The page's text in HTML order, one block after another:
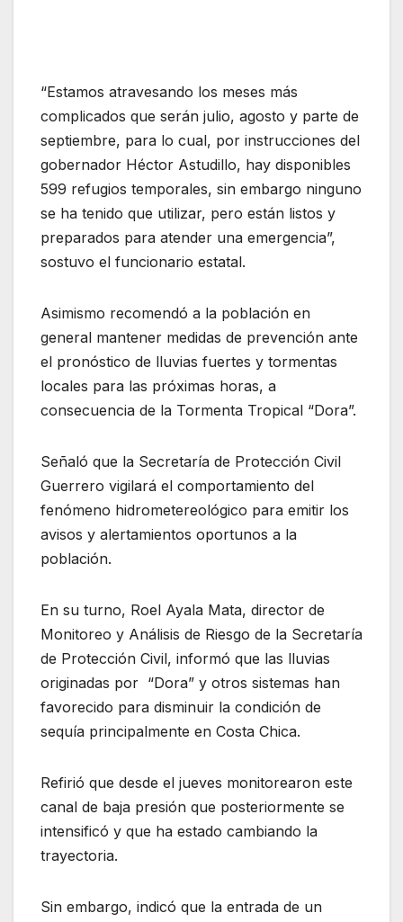
“Estamos atravesando los meses más
complicados que serán julio, agosto y parte de
septiembre, para lo cual, por instrucciones del
gobernador Héctor Astudillo, hay disponibles
599 refugios temporales, sin embargo ninguno
se ha tenido que utilizar, pero están listos y
preparados para atender una emergencia”,
sostuvo el funcionario estatal.
Asimismo recomendó a la población en
general mantener medidas de prevención ante
el pronóstico de lluvias fuertes y tormentas
locales para las próximas horas, a
consecuencia de la Tormenta Tropical “Dora”.
Señaló que la Secretaría de Protección Civil
Guerrero vigilará el comportamiento del
fenómeno hidrometereológico para emitir los
avisos y alertamientos oportunos a la
población.
En su turno, Roel Ayala Mata, director de
Monitoreo y Análisis de Riesgo de la Secretaría
de Protección Civil, informó que las lluvias
originadas por “Dora” y otros sistemas han
favorecido para disminuir la condición de
sequía principalmente en Costa Chica.
Refirió que desde el jueves monitorearon este
canal de baja presión que posteriormente se
intensificó y que ha estado cambiando la
trayectoria.
Sin embargo, indicó que la entrada de un